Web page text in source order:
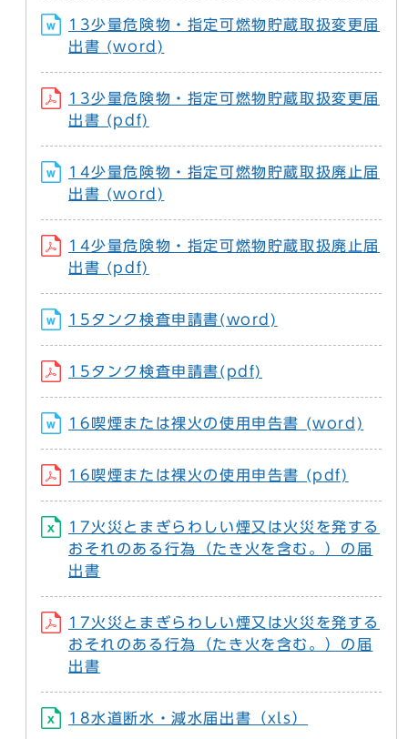
13少量危険物・指定可燃物貯蔵取扱変更届
出書 (word)
13少量危険物・指定可燃物貯蔵取扱変更届
出書 (pdf)
14少量危険物・指定可燃物貯蔵取扱廃止届
出書 (word)
14少量危険物・指定可燃物貯蔵取扱廃止届
出書 (pdf)
15タンク検査申請書(word)
15タンク検査申請書(pdf)
16喫煙または裸火の使用申告書 (word)
16喫煙または裸火の使用申告書 (pdf)
17火災とまぎらわしい煙又は火災を発する
おそれのある行為（たき火を含む。）の届
出書
17火災とまぎらわしい煙又は火災を発する
おそれのある行為（たき火を含む。）の届
出書
18水道断水・減水届出書（xls）